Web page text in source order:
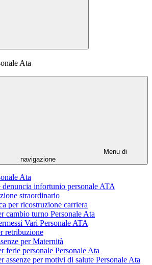
Ata
Menu di
navigazione
Ata
denuncia infortunio personale ATA
straordinario
per ricostruzione carriera
cambio turno Personale Ata
Vari Personale ATA
retribuzione
per Maternità
ferie personale Personale Ata
assenze per motivi di salute Personale Ata